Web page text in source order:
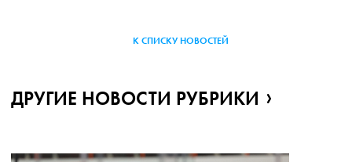
К СПИСКУ НОВОСТЕЙ
ДРУГИЕ НОВОСТИ РУБРИКИ